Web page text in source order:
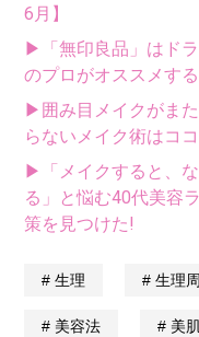
6月】
▶「無印良品」はド
のプロがオススメす
▶囲み目メイクがま
らないメイク術はコ
▶「メイクすると、
る」と悩む40代美容
策を見つけた!
生理 生理
美容法 美